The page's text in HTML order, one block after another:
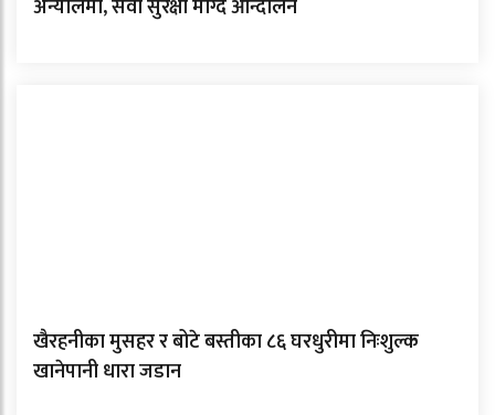
अन्योलमा, सेवा सुरक्षा माग्दै आन्दोलन
खैरहनीका मुसहर र बोटे बस्तीका ८६ घरधुरीमा निःशुल्क
खानेपानी धारा जडान